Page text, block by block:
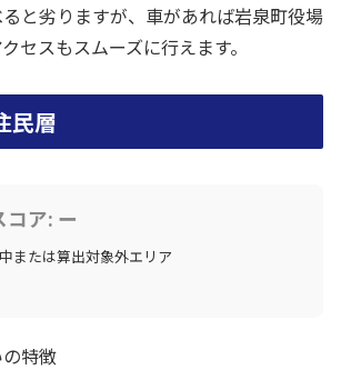
と劣りますが、車があれば岩泉町役場
セスもスムーズに行えます。
民層
コア: ー
または算出対象外エリア
特徴